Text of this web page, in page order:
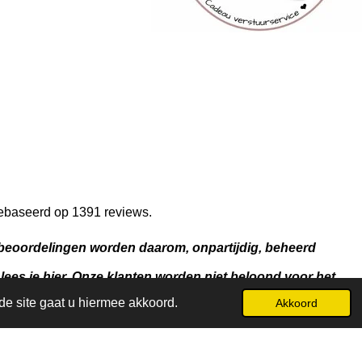
site gaat u hiermee akkoord. Akkoord
op 1391 reviews.
worden daarom, onpartijdig, beheerd
je hier.Onze klanten worden niet beloond voor het
| KvK 81462913 | BTW
inclusief 9% of 21% BTW, tenzij anders aangegeven.